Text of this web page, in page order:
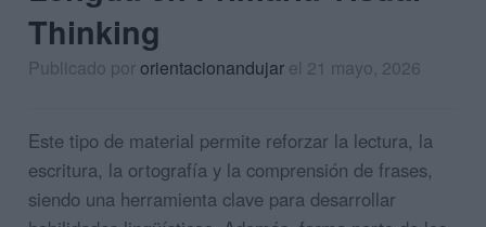
Thinking
Publicado pororientacionandujar el 21 mayo, 2026
Este tipo de material permite reforzar la lectura, la
escritura, la ortografía y la comprensión de frases,
siendo una herramienta clave para desarrollar